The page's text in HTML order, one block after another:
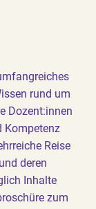
rund um
Dozent:innen
Kompetenz
Reise
deren
Inhalte
zum